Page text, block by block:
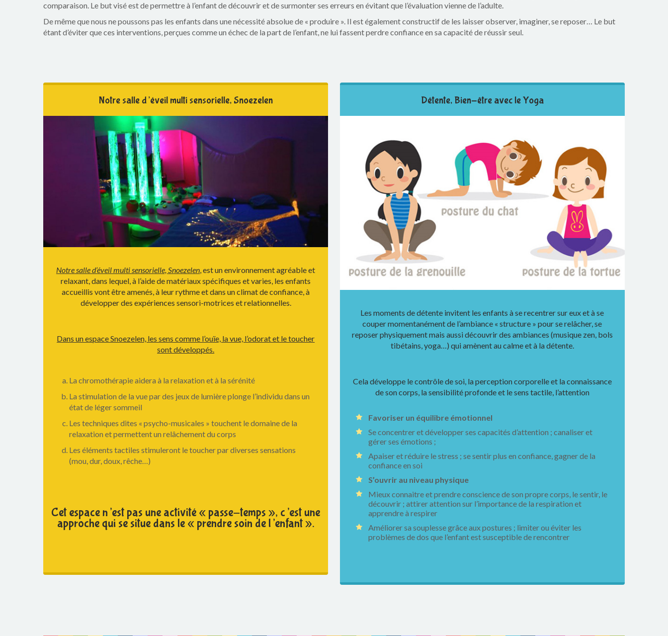
comparaison. Le but visé est de permettre à l’enfant de découvrir et de surmonter ses erreurs en évitant que l’évaluation vienne de l’adulte.
De même que nous ne poussons pas les enfants dans une nécessité absolue de « produire ». Il est également constructif de les laisser observer, imaginer, se reposer… Le but
étant d’éviter que ces interventions, perçues comme un échec de la part de l’enfant, ne lui fassent perdre confiance en sa capacité de réussir seul.
Notre salle d’éveil multi sensorielle, Snoezelen
Notre salle d’éveil multi sensorielle, Snoezelen , est un environnement agréable et
relaxant, dans lequel, à l’aide de matériaux spécifiques et varies, les enfants
accueillis vont être amenés, à leur rythme et dans un climat de confiance, à
développer des expériences sensori-motrices et relationnelles.
Dans un espace Snoezelen, les sens comme l’ouïe, la vue, l’odorat et le toucher
sont développés.
La chromothérapie aidera à la relaxation et à la sérénité
La stimulation de la vue par des jeux de lumière plonge l’individu dans un
état de léger sommeil
Les techniques dites « psycho-musicales » touchent le domaine de la
relaxation et permettent un relâchement du corps
Les éléments tactiles stimuleront le toucher par diverses sensations
(mou, dur, doux, rêche…)
Cet espace n’est pas une activité « passe-temps », c’est une
approche qui se situe dans le « prendre soin de l’enfant ».
Détente, Bien-être avec le Yoga
Les moments de détente invitent les enfants à se recentrer sur eux et à se
couper momentanément de l’ambiance « structure » pour se relâcher, se
reposer physiquement mais aussi découvrir des ambiances (musique zen, bols
tibétains, yoga…) qui amènent au calme et à la détente.
Cela développe le contrôle de soi, la perception corporelle et la connaissance
de son corps, la sensibilité profonde et le sens tactile, l’attention
Favoriser un équilibre émotionnel
Se concentrer et développer ses capacités d’attention ; canaliser et
gérer ses émotions ;
Apaiser et réduire le stress ; se sentir plus en confiance, gagner de la
confiance en soi
S’ouvrir au niveau physique
Mieux connaitre et prendre conscience de son propre corps, le sentir, le
découvrir ; attirer attention sur l’importance de la respiration et
apprendre à respirer
Améliorer sa souplesse grâce aux postures ; limiter ou éviter les
problèmes de dos que l’enfant est susceptible de rencontrer